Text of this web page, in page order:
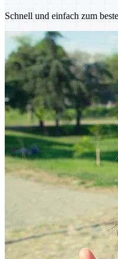
Schnell und einfach zum